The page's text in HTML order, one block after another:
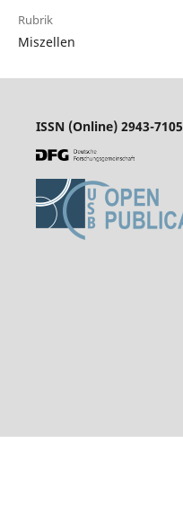
Rubrik
Miszellen
ISSN (Online) 2943-7105